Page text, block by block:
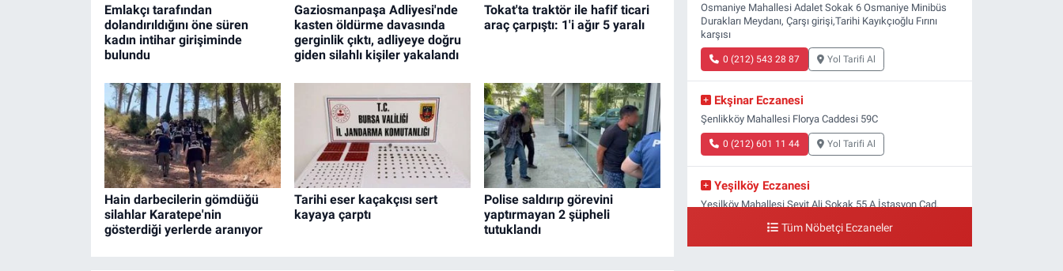
Emlakçı tarafından
dolandırıldığını öne süren
kadın intihar girişiminde
bulundu
Gaziosmanpaşa Adliyesi'nde
kasten öldürme davasında
gerginlik çıktı, adliyeye doğru
giden silahlı kişiler yakalandı
Tokat'ta traktör ile hafif ticari
araç çarpıştı: 1'i ağır 5 yaralı
Hain darbecilerin gömdüğü
silahlar Karatepe'nin
gösterdiği yerlerde aranıyor
Tarihi eser kaçakçısı sert
kayaya çarptı
Polise saldırıp görevini
yaptırmayan 2 şüpheli
tutuklandı
Osmaniye Mahallesi Adalet Sokak 6 Osmaniye Minibüs
Durakları Meydanı, Çarşı girişi,Tarihi Kayıkçıoğlu Fırını
karşısı
0 (212) 543 28 87 Yol Tarifi Al
Ekşinar Eczanesi
Şenlikköy Mahallesi Florya Caddesi 59C
0 (212) 601 11 44 Yol Tarifi Al
Yeşilköy Eczanesi
Yeşilköy Mahallesi Seyit Ali Sokak 55 A İstasyon Cad.
Tüm Nöbetçi Eczaneler